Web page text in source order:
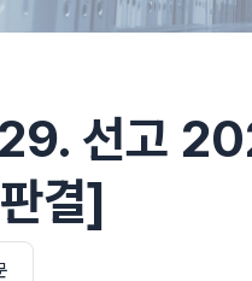
선고
결]